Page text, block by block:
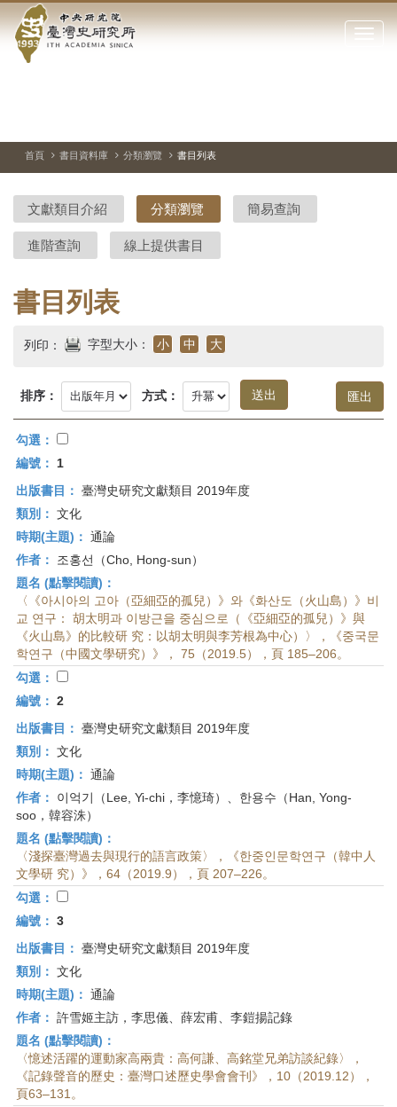
到中
央
院-
臺
灣
史
研
究
首
頁
點
閉
站
停、
圖
圖
結
首頁 書目資料庫 分類瀏覽 書目列表
文獻類目介紹 分類瀏覽 簡易查詢
進階查詢 線上提供書目
書目列表
列印： 字型大小： 小 中 大
排序： 方式：
勾選：
編號：
1
出版書目： 臺灣史研究文獻類目 2019年度
類別： 文化
時期(主題)： 通論
作者：
조홍선（Cho, Hong-sun）
題名 (點擊閱讀)：
〈《아시아의 고아（亞細亞的孤兒）》와《화산도（火山島）》비
교 연구： 胡太明과 이방근을 중심으로（《亞細亞的孤兒）》與
《火山島》的比較研 究：以胡太明與李芳根為中心）〉，《중국문
학연구（中國文學研究）》， 75（2019.5），頁 185–206。
勾選：
編號： 2
出版書目： 臺灣史研究文獻類目 2019年度
類別： 文化
時期(主題)： 通論
作者：
이억기（Lee, Yi-chi，李憶琦）、한용수（Han, Yong-
soo，韓容洙）
題名 (點擊閱讀)：
〈淺探臺灣過去與現行的語言政策〉，《한중인문학연구（韓中人
文學研 究）》，64（2019.9），頁 207–226。
勾選：
編號： 3
出版書目： 臺灣史研究文獻類目 2019年度
類別： 文化
時期(主題)： 通論
作者： 許雪姬主訪，李思儀、薛宏甫、李鎧揚記錄
題名 (點擊閱讀)：
〈憶述活躍的運動家高兩貴：高何謙、高銘堂兄弟訪談紀錄〉，
《記錄聲音的歷史：臺灣口述歷史學會會刊》，10（2019.12），
頁63–131。